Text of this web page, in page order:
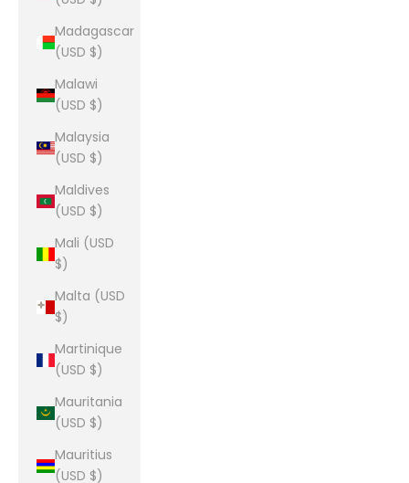
Madagascar
(USD $)
Malawi
(USD $)
Malaysia
(USD $)
Maldives
(USD $)
Mali (USD
$)
Malta (USD
$)
Martinique
(USD $)
Mauritania
(USD $)
Mauritius
(USD $)